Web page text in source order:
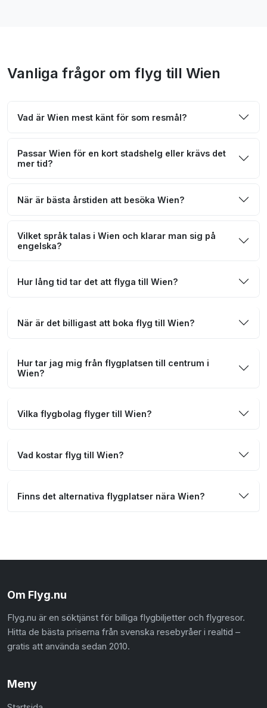
Vanliga frågor om flyg till Wien
Vad är Wien mest känt för som resmål?
Passar Wien för en kort stadshelg eller krävs det
mer tid?
När är bästa årstiden att besöka Wien?
Vilket språk talas i Wien och klarar man sig på
engelska?
Hur lång tid tar det att flyga till Wien?
När är det billigast att boka flyg till Wien?
Hur tar jag mig från flygplatsen till centrum i
Wien?
Vilka flygbolag flyger till Wien?
Vad kostar flyg till Wien?
Finns det alternativa flygplatser nära Wien?
Om Flyg.nu
Flyg.nu är en söktjänst för billiga flygbiljetter och flygresor.
Hitta de bästa priserna från svenska resebyråer i realtid –
gratis att använda sedan 2010.
Meny